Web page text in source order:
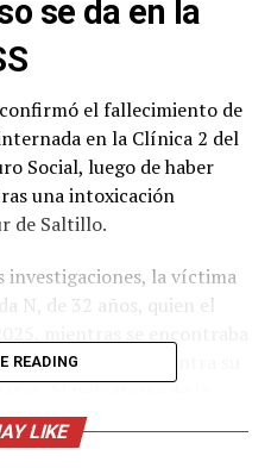
se da en la
el fallecimiento de
en la Clínica 2 del
Social, luego de haber
una intoxicación
de Saltillo.
investigaciones, la víctima
N, de 32 años, quien el
atentó contra su
Al percatarse de la
auxilio al Sistema de
las 5:30 de la tarde, lo
READING
LIKE